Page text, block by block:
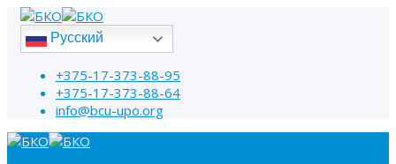
Русский
+375-17-373-88-95
+375-17-373-88-64
info@bcu-upo.org